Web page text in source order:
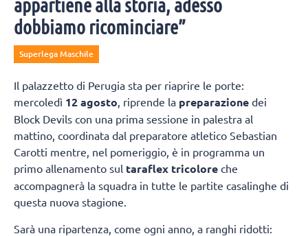
appartiene alla storia, adesso
dobbiamo ricominciare”
Superlega Maschile
Il palazzetto di Perugia sta per riaprire le porte:
mercoledì 12 agosto, riprende la preparazione dei
Block Devils con una prima sessione in palestra al
mattino, coordinata dal preparatore atletico Sebastian
Carotti mentre, nel pomeriggio, è in programma un
primo allenamento sul taraflex tricolore che
accompagnerà la squadra in tutte le partite casalinghe di
questa nuova stagione.
Sarà una ripartenza, come ogni anno, a ranghi ridotti: